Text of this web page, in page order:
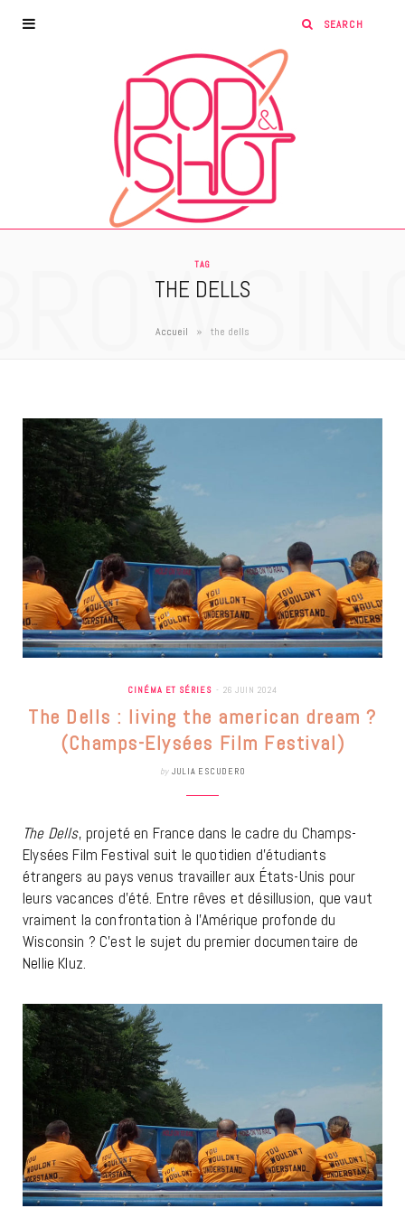
TAG
THE DELLS
Accueil » the dells
CINÉMA ET SÉRIES 26 JUIN 2024
The Dells : living the american dream ?
(Champs-Elysées Film Festival)
by JULIA ESCUDERO
The Dells, projeté en France dans le cadre du Champs-
Elysées Film Festival suit le quotidien d’étudiants
étrangers au pays venus travailler aux États-Unis pour
leurs vacances d’été. Entre rêves et désillusion, que vaut
vraiment la confrontation à l’Amérique profonde du
Wisconsin ? C’est le sujet du premier documentaire de
Nellie Kluz.